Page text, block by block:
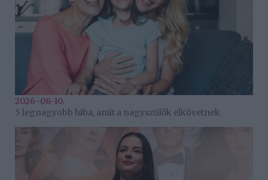
2026-08-10.
5 legnagyobb hiba, amit a nagyszülők elkövetnek